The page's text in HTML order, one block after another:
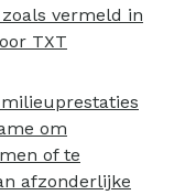
vermeld in
TXT
om
of te
afzonderlijke